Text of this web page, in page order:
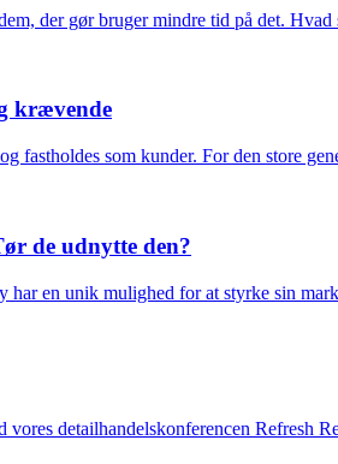
der gør bruger mindre tid på det.
krævende
fastholdes som kunder. For den store
de udnytte den?
en unik mulighed for at styrke sin
vores detailhandelskonferencen Refresh